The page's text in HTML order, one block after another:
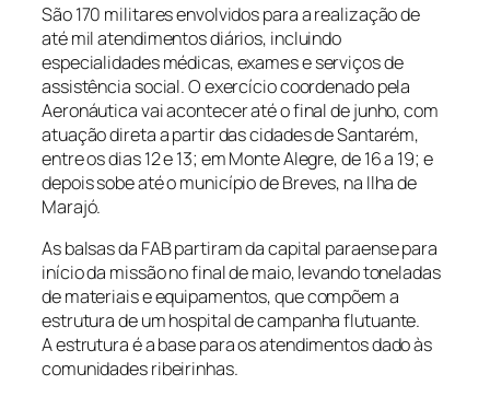
São 170 militares envolvidos para a realização de
até mil atendimentos diários, incluindo
especialidades médicas, exames e serviços de
assistência social. O exercício coordenado pela
Aeronáutica vai acontecer até o final de junho, com
atuação direta a partir das cidades de Santarém,
entre os dias 12 e 13; em Monte Alegre, de 16 a 19; e
depois sobe até o município de Breves, na Ilha de
Marajó.
As balsas da FAB partiram da capital paraense para
início da missão no final de maio, levando toneladas
de materiais e equipamentos, que compõem a
estrutura de um hospital de campanha flutuante.
A estrutura é a base para os atendimentos dado às
comunidades ribeirinhas.